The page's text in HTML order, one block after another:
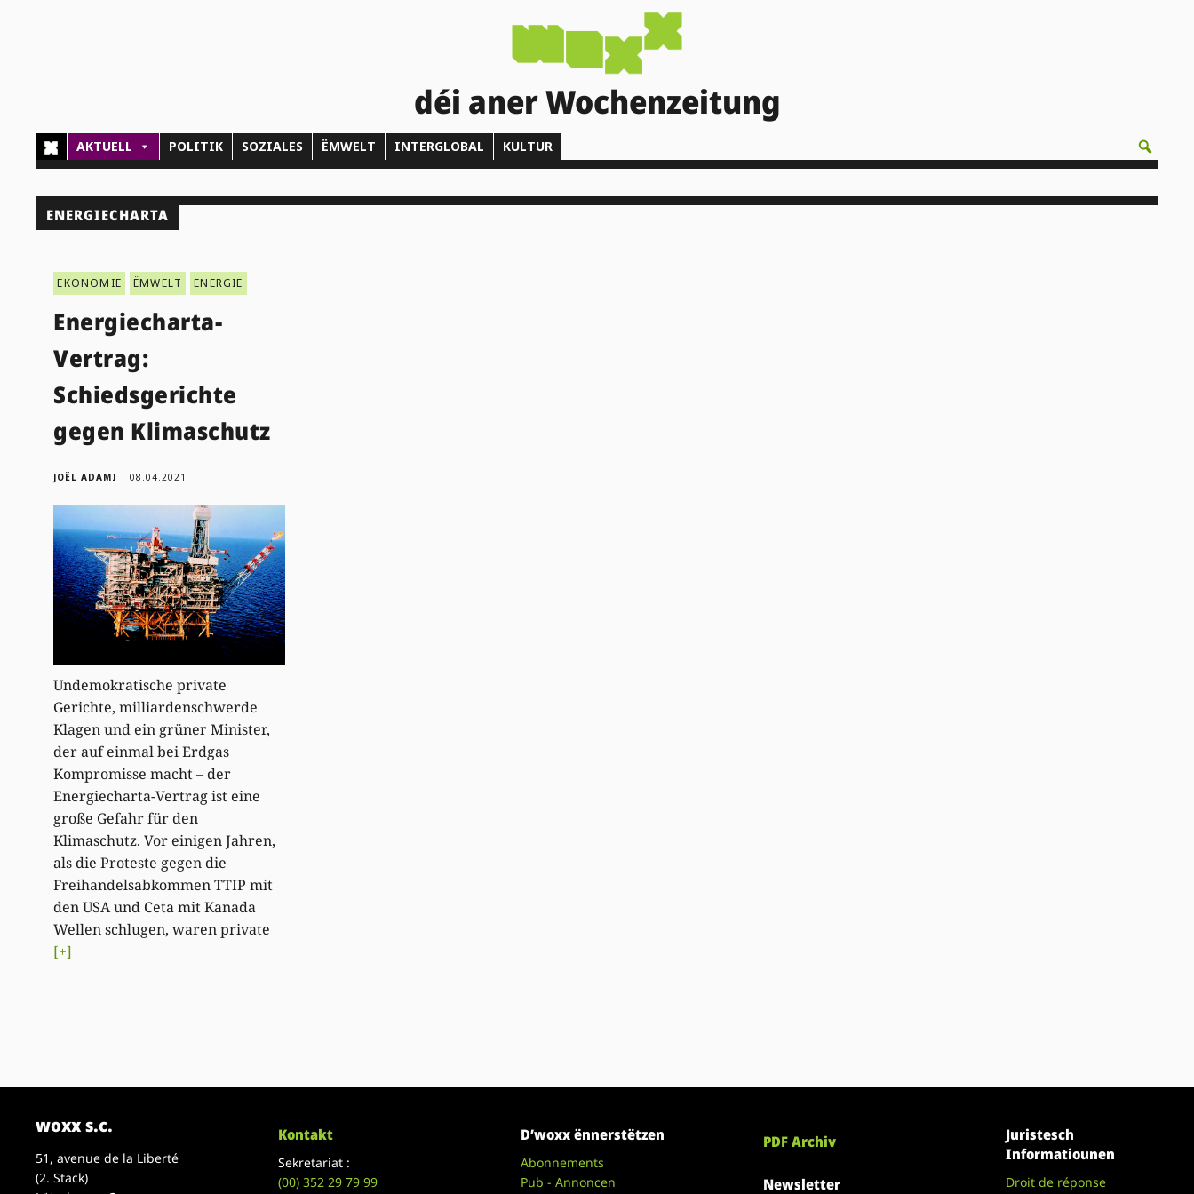
déi aner Wochenzeitung
AKTUELL POLITIK SOZIALES ËMWELT INTERGLOBAL KULTUR
ENERGIECHARTA
EKONOMIE ËMWELT ENERGIE
Energiecharta-
Vertrag:
Schiedsgerichte
gegen Klimaschutz
JOËL ADAMI 08.04.2021
Undemokratische private
Gerichte, milliardenschwerde
Klagen und ein grüner Minister,
der auf einmal bei Erdgas
Kompromisse macht – der
Energiecharta-Vertrag ist eine
große Gefahr für den
Klimaschutz. Vor einigen Jahren,
als die Proteste gegen die
Freihandelsabkommen TTIP mit
den USA und Ceta mit Kanada
Wellen schlugen, waren private
[+]
woxx s.c.
51, avenue de la Liberté
(2. Stack)
Kontakt
Sekretariat :
(00)352 29 79 99
D’woxx ënnerstëtzen
Abonnements
Pub - Annoncen
PDF Archiv
Newsletter
Juristesch
Informatiounen
Droit de réponse